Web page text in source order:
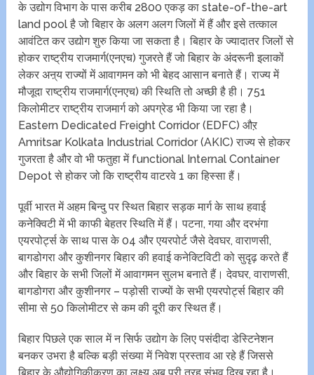
के उद्योग विभाग के पास करीब 2800 एकड़ का state-of-the-art
land pool है जो बिहार के अलग अलग जिलों में हैं और इसे तत्काल
आवंटित कर उद्योग शुरु किया जा सकता है। बिहार के ज्यादातर जिलों से
होकर राष्ट्रीय राजमार्ग(एनएच) गुजरते हैं जो बिहार के अंदरूनी इलाकों
लेकर अऩ्य राज्यों में आवागमन को भी बेहद आसान बनाते हैं। राज्य में
मौजूदा राष्ट्रीय राजमार्ग(एनएच) की स्थिति तो अच्छी है ही। 751
किलोमीटर राष्ट्रीय राजमार्ग को अपग्रेड भी किया जा रहा है।
Eastern Dedicated Freight Corridor (EDFC) औऱ
Amritsar Kolkata Industrial Corridor (AKIC) राज्य से होकर
गुजरता है और वो भी फतुहा में functional Internal Container
Depot से होकर जो कि राष्ट्रीय वाटरवे 1 का हिस्सा हैं।
पूर्वी भारत में अहम बिन्दु पर स्थित बिहार सड़क मार्ग के साथ हवाई
कनेक्विटी में भी काफी बेहतर स्थिति में हैं। पटना, गया और दरभंगा
एयरपोर्ट्स के साथ पास के 04 और एयरपोर्ट जैसे देवघर, वाराणसी,
बागडोगरा और कुशीनगर बिहार की हवाई कनेक्टिविटी को सुदृढ़ करते हैं
और बिहार के सभी जिलों में आवागमन सुलभ बनाते हैं। देवघर, वाराणसी,
बागडोगरा और कुशीनगर – पड़ोसी राज्यों के सभी एयरपोर्ट्स बिहार की
सीमा से 50 किलोमीटर से कम की दूरी कर स्थित हैं।
बिहार पिछले एक साल में न सिर्फ उद्योग के लिए पसंदीदा डेस्टिनेशन
बनकर उभरा है बल्कि बड़ी संख्या में निवेश प्रस्ताव आ रहे हैं जिससे